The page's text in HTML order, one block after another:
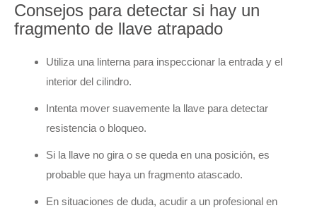
Consejos para detectar si hay un
fragmento de llave atrapado
Utiliza una linterna para inspeccionar la entrada y el
interior del cilindro.
Intenta mover suavemente la llave para detectar
resistencia o bloqueo.
Si la llave no gira o se queda en una posición, es
probable que haya un fragmento atascado.
En situaciones de duda, acudir a un profesional en